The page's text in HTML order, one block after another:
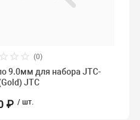
(0)
9.0мм для набора JTC-
JTC
₽ / шт.